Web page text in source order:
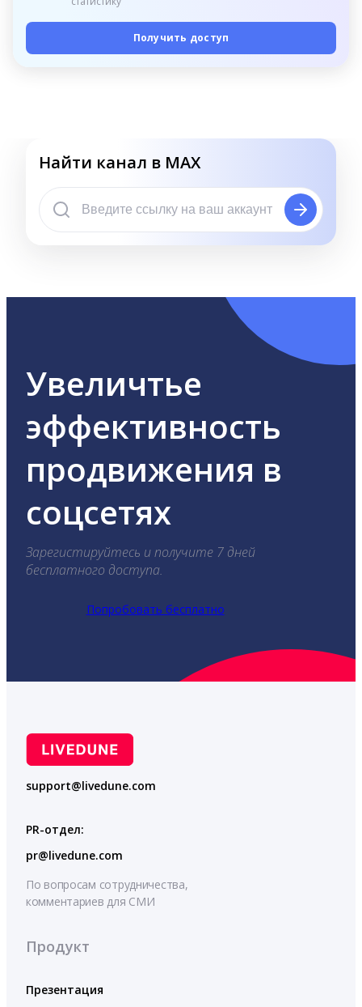
Получить доступ
Найти канал в MAX
Увеличтье
эффективность
продвижения в
соцсетях
Зарегистируйтесь и получите 7 дней
бесплатного доступа.
Попробовать бесплатно
support@livedune.com
PR-отдел:
pr@livedune.com
По вопросам сотрудничества,
комментариев для СМИ
Продукт
Презентация